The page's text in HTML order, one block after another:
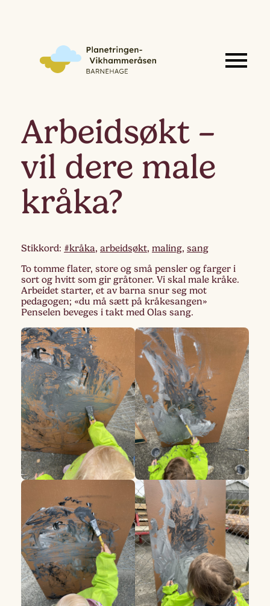
Arbeidsøkt –
vil dere male
kråka?
Stikkord: #kråka, arbeidsøkt, maling, sang
To tomme flater, store og små pensler og farger i
sort og hvitt som gir gråtoner. Vi skal male kråke.
Arbeidet starter, et av barna snur seg mot
pedagogen; «du må sætt på kråkesangen»
Penselen beveges i takt med Olas sang.